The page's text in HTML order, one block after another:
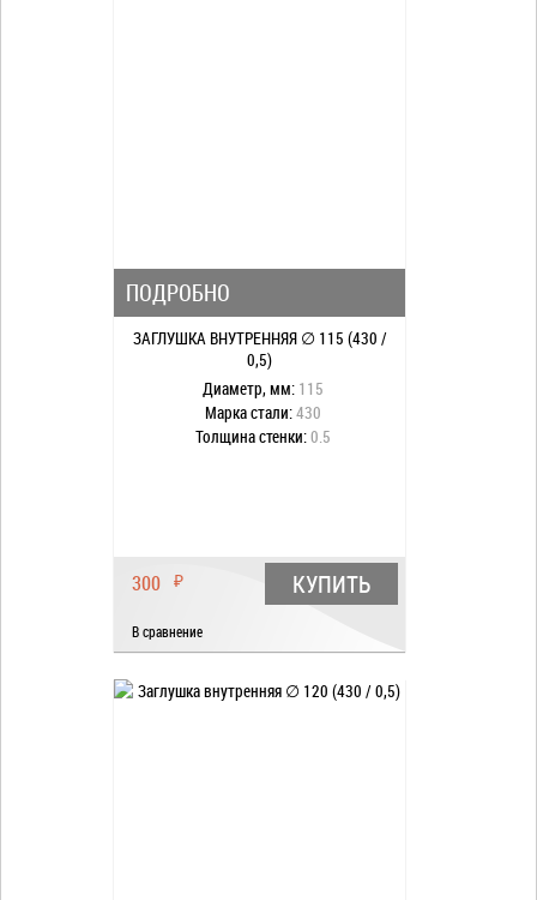
ПОДРОБНО
ЗАГЛУШКА ВНУТРЕННЯЯ ∅ 115 (430 /
0,5)
Диаметр, мм: 115
Марка стали:430
Толщина стенки:0.5
300 ₽ КУПИТЬ
В сравнение